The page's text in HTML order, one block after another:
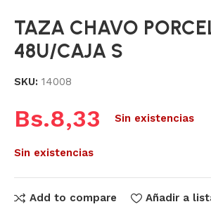
TAZA CHAVO
48U/CAJA S
SKU: 14008
Bs.8,33 Sin existencias
Sin existencias
Add to compare Añadir a